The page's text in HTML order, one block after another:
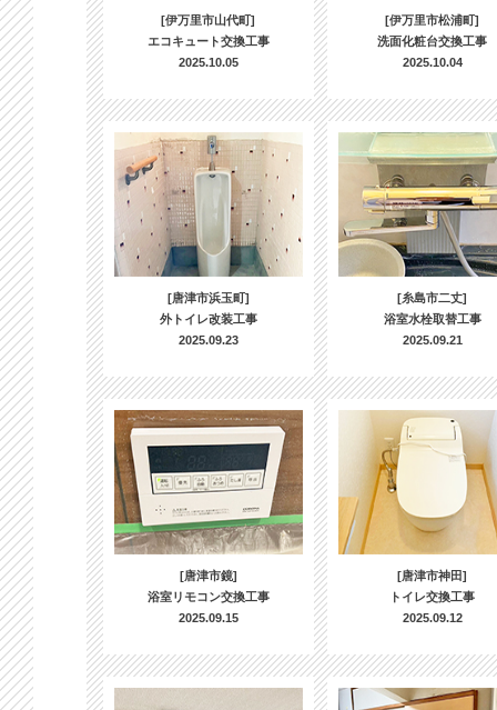
[伊万里市山代町]
エコキュート交換工事
2025.10.05
[伊万里市松浦町]
洗面化粧台交換工事
2025.10.04
[唐津市浜玉町]
外トイレ改装工事
2025.09.23
[糸島市二丈]
浴室水栓取替工事
2025.09.21
[唐津市鏡]
浴室リモコン交換工事
2025.09.15
[唐津市神田]
トイレ交換工事
2025.09.12